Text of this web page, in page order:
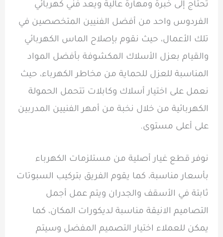
تحتاج إلى خبرة ومهارة عالية ويعد فني كهربائي
الفردوس واحد من أفضل الفنيين المتخصصين في
تلك الأعمال، حيث نقوم بإصلاح الماس الكهربائي
والقيام بعزل الأسلاك المكشوفة بأفضل المواد
المناسبة للعزل للحماية من مخاطر الكهرباء، حيث
نعمل على اختيار أسلاك وكابلات تتحمل الحمولة
الكهربائية من خلال نخبة من أمهر الفنيين المدربين
على أعلى مستوى.
نوفر قطع غيار أصلية من مستلزمات الكهرباء
بأسعار مناسبة، كما يقوم الفريق بتركيب السبوتات
ثابتة في الأسقف والجدران ويتم عمل أجمل
التصاميم الانيقة مناسبة لديكورات المكان، كما
يمكن للعملاء اختيار التصميم المفضل وسيتم